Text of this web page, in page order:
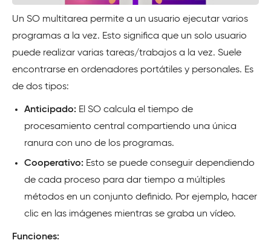
Un SO multitarea permite a un usuario ejecutar varios
programas a la vez. Esto significa que un solo usuario
puede realizar varias tareas/trabajos a la vez. Suele
encontrarse en ordenadores portátiles y personales. Es
de dos tipos:
Anticipado: El SO calcula el tiempo de
procesamiento central compartiendo una única
ranura con uno de los programas.
Cooperativo: Esto se puede conseguir dependiendo
de cada proceso para dar tiempo a múltiples
métodos en un conjunto definido. Por ejemplo, hacer
clic en las imágenes mientras se graba un vídeo.
Funciones: